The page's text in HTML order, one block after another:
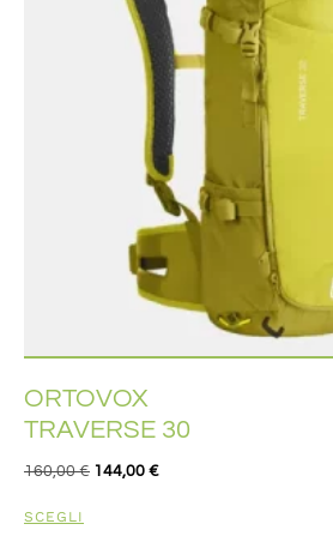
ORTOVOX
TRAVERSE 30
160,00€ 144,00 €
SCEGLI